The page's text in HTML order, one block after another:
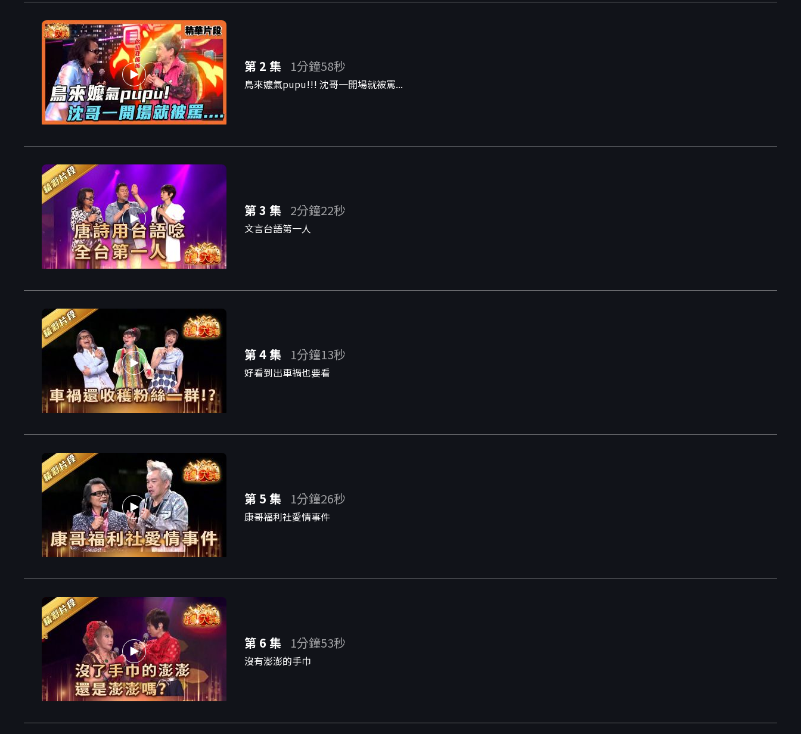
第 2 集 1分鐘58秒
鳥來嬤氣pupu!!! 沈哥一開場就被罵...
第 3 集 2分鐘22秒
文言台語第一人
第 4 集 1分鐘13秒
好看到出車禍也要看
第 5 集 1分鐘26秒
康哥福利社愛情事件
第 6 集 1分鐘53秒
沒有澎澎的手巾